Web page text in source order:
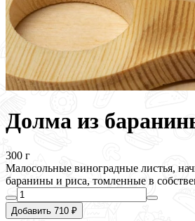
Долма из
300 г
Малосольные винoградные листья,
баранины и риса, томленные в
Добавить 710 ₽